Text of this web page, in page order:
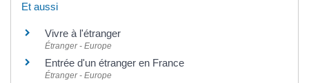
Et aussi
Vivre à l'étranger
Étranger - Europe
Entrée d'un étranger en France
Étranger - Europe